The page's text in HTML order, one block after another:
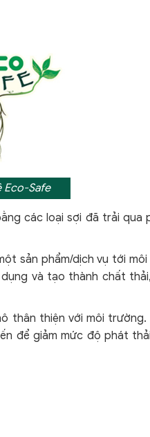
Eco-Safe
các loại sợi đã trải qua
sản phẩm/dịch vụ tới
và tạo thành chất
thân thiện với môi
để giảm mức độ phát